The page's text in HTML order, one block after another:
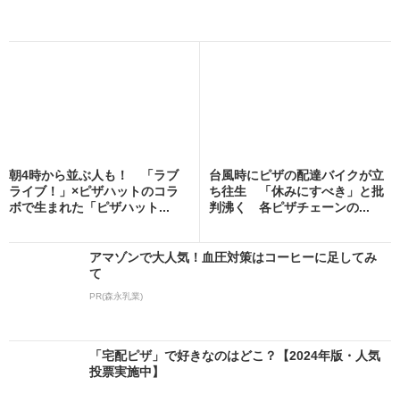
朝4時から並ぶ人も！ 「ラブ
ライブ！」×ピザハットのコラ
ボで生まれた「ピザハット...
台風時にピザの配達バイクが立
ち往生 「休みにすべき」と批
判沸く 各ピザチェーンの...
アマゾンで大人気！血圧対策はコーヒーに足してみ
て
PR(森永乳業)
「宅配ピザ」で好きなのはどこ？【2024年版・人気
投票実施中】